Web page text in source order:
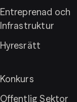
Entreprenad och
Infrastruktur
Hyresrätt
Konkurs
Offentlig Sektor